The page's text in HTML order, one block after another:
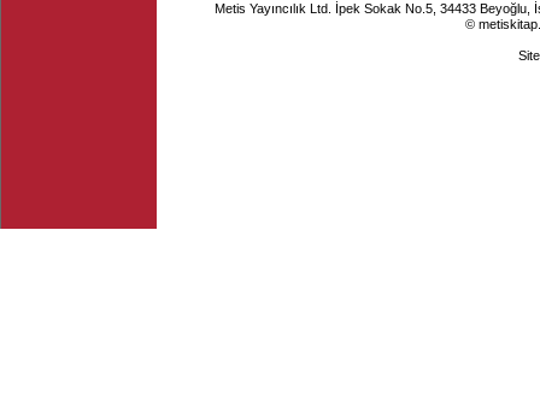
Metis Yayıncılık Ltd. İpek Sokak No.5, 34433
©